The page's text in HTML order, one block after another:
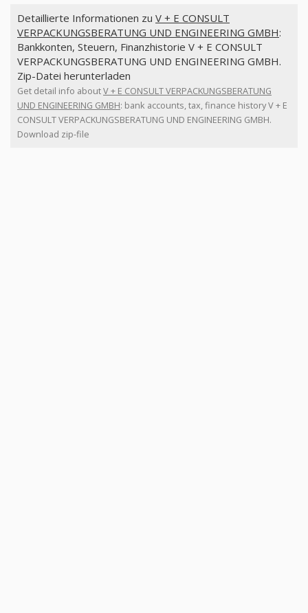
Detaillierte Informationen zu V + E CONSULT
VERPACKUNGSBERATUNG UND ENGINEERING GMBH:
Bankkonten, Steuern, Finanzhistorie V + E CONSULT
VERPACKUNGSBERATUNG UND ENGINEERING GMBH.
Zip-Datei herunterladen
Get detail info aboutV + E CONSULT VERPACKUNGSBERATUNG
UND ENGINEERING GMBH: bank accounts, tax, finance history V + E
CONSULT VERPACKUNGSBERATUNG UND ENGINEERING GMBH.
Download zip-file